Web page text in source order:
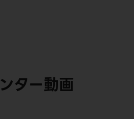
ター動画